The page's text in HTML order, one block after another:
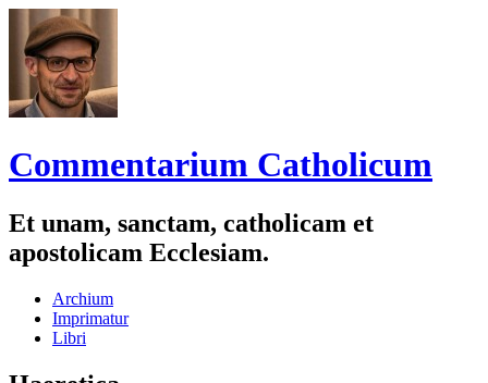
Commentarium Catholicum
Et unam, sanctam, catholicam et
apostolicam Ecclesiam.
Zum
Inhalt
springen
Archium
Imprimatur
Libri